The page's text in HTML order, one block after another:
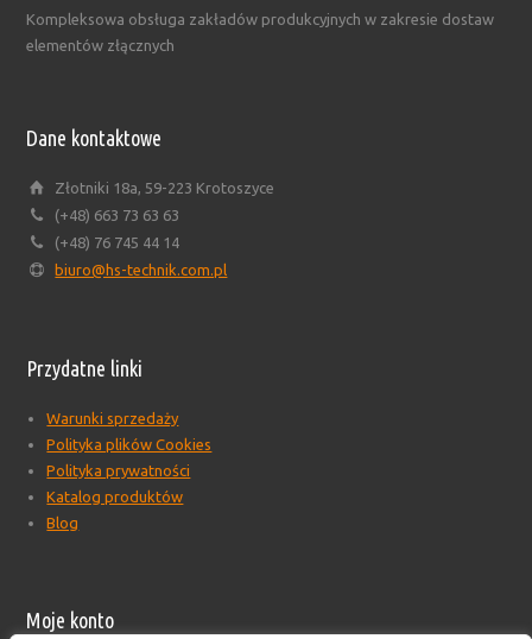
Kompleksowa obsługa zakładów produkcyjnych w zakresie dostaw
elementów złącznych
Dane kontaktowe
Złotniki 18a, 59-223 Krotoszyce
(+48) 663 73 63 63
(+48) 76 745 44 14
biuro@hs-technik.com.pl
Przydatne linki
Warunki sprzedaży
Polityka plików Cookies
Polityka prywatności
Katalog produktów
Blog
Moje konto